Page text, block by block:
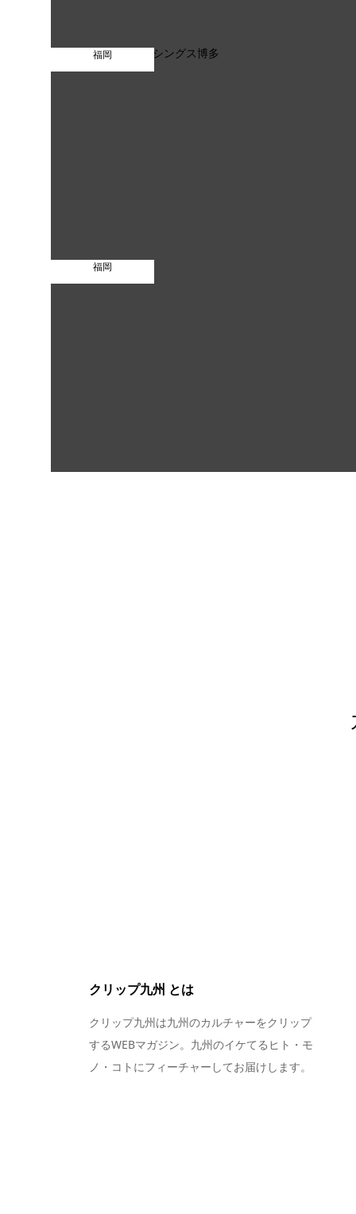
福岡
福岡
クリップ九州 とは
クリップ九州は九州のカルチャーをクリップ
するWEBマガジン。九州のイケてるヒト・モ
ノ・コトにフィーチャーしてお届けします。